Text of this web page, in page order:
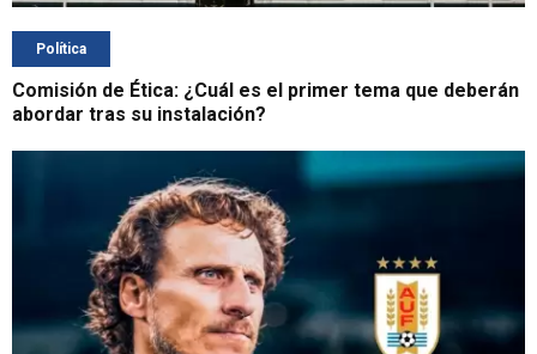
Política
Comisión de Ética: ¿Cuál es el primer tema que deberán
abordar tras su instalación?